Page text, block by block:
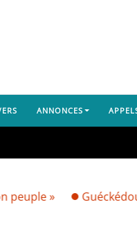
ANNONCES
Guéckédou : le